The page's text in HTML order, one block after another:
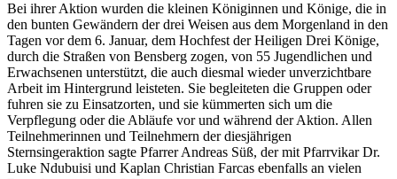
Bei ihrer Aktion wurden die kleinen Königinnen und Könige, die in
den bunten Gewändern der drei Weisen aus dem Morgenland in den
Tagen vor dem 6. Januar, dem Hochfest der Heiligen Drei Könige,
durch die Straßen von Bensberg zogen, von 55 Jugendlichen und
Erwachsenen unterstützt, die auch diesmal wieder unverzichtbare
Arbeit im Hintergrund leisteten. Sie begleiteten die Gruppen oder
fuhren sie zu Einsatzorten, und sie kümmerten sich um die
Verpflegung oder die Abläufe vor und während der Aktion. Allen
Teilnehmerinnen und Teilnehmern der diesjährigen
Sternsingeraktion sagte Pfarrer Andreas Süß, der mit Pfarrvikar Dr.
Luke Ndubuisi und Kaplan Christian Farcas ebenfalls an vielen